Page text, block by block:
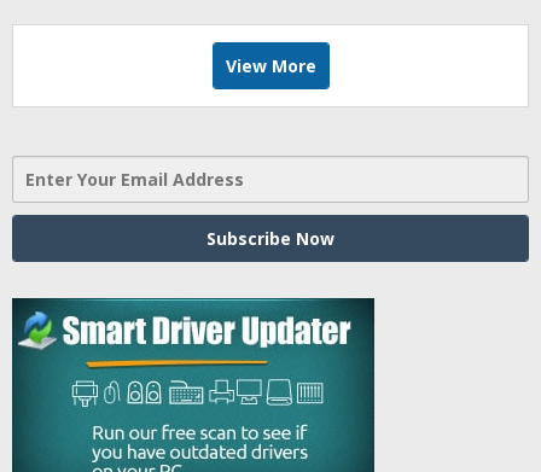
View More